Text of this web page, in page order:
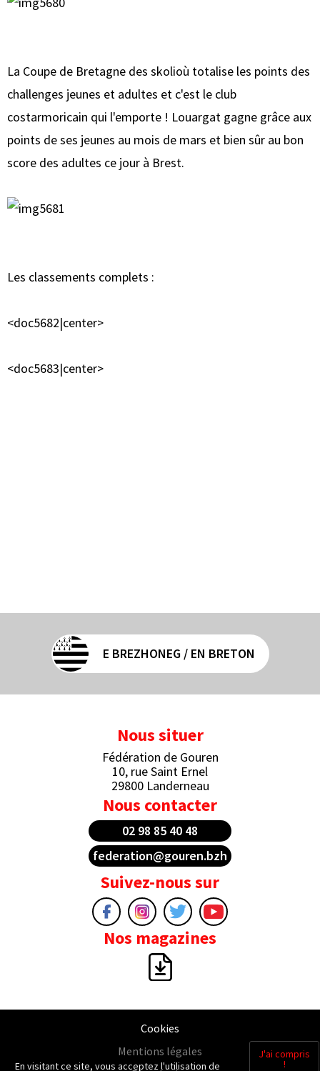
La Coupe de Bretagne des skolioù totalise les points des
challenges jeunes et adultes et c'est le club
costarmoricain qui l'emporte ! Louargat gagne grâce aux
points de ses jeunes au mois de mars et bien sûr au bon
score des adultes ce jour à Brest.
Les classements complets :
<doc5682|center>
<doc5683|center>
E BREZHONEG / EN BRETON
Nous situer
Fédération de Gouren
10, rue Saint Ernel
29800 Landerneau
Nous contacter
02 98 85 40 48
federation@gouren.bzh
Suivez-nous sur
Nos magazines
Cookies
Mentions légales
En visitant ce site, vous acceptez l'utilisation de
J'ai compris
!